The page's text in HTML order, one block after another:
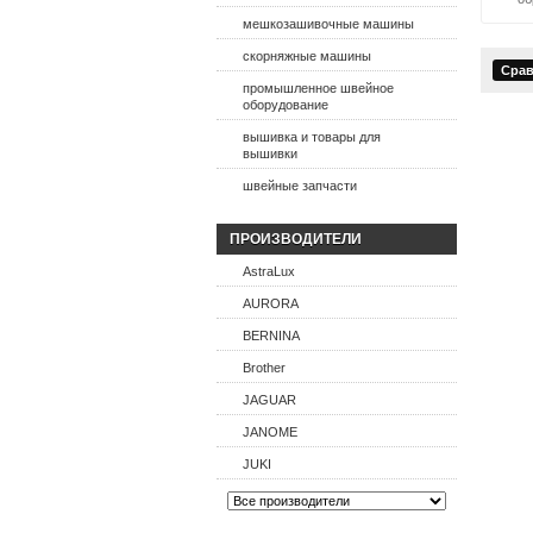
мешкозашивочные машины
скорняжные машины
промышленное швейное
оборудование
вышивка и товары для
вышивки
швейные запчасти
ПРОИЗВОДИТЕЛИ
AstraLux
AURORA
BERNINA
Brother
JAGUAR
JANOME
JUKI